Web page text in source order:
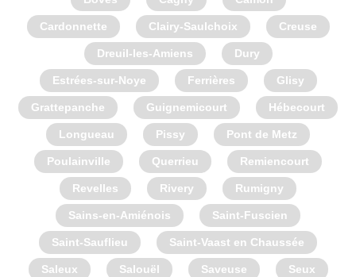
Cardonnette Clairy-Saulchoix Creuse
Dreuil-les-Amiens Dury
Estrées-sur-Noye Ferrières Glisy
Grattepanche Guignemicourt Hébecourt
Longueau Pissy Pont de Metz
Poulainville Querrieu Remiencourt
Revelles Rivery Rumigny
Sains-en-Amiénois Saint-Fuscien
Saint-Sauflieu Saint-Vaast en Chaussée
Saleux Salouël Saveuse Seux